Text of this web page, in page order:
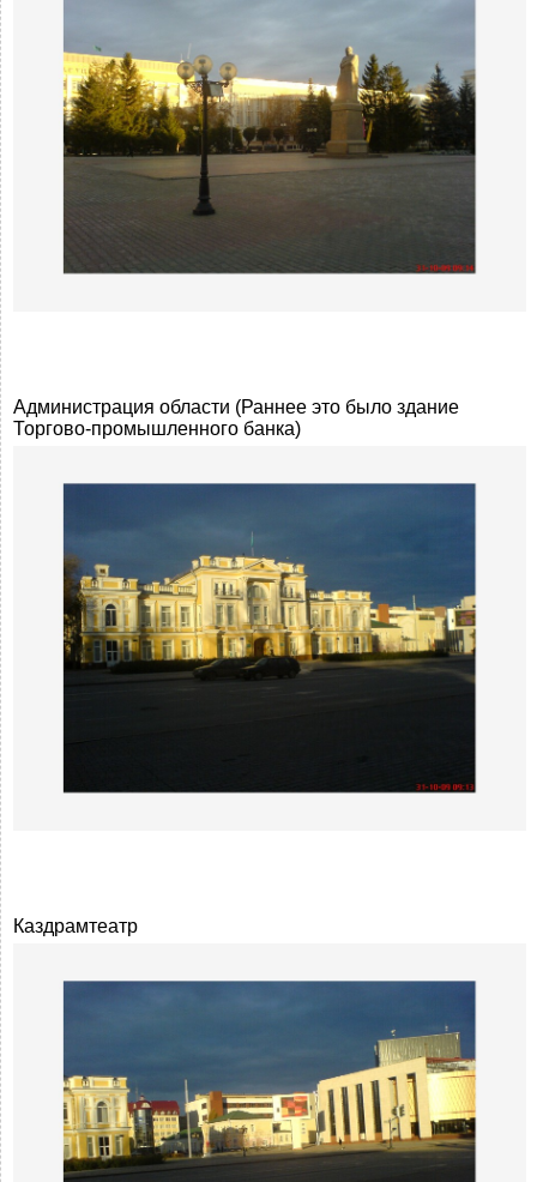
Администрация области (Раннее это было здание
Торгово-промышленного банка)
Каздрамтеатр